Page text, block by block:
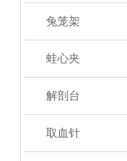
兔笼架
蛙心夹
解剖台
取血针